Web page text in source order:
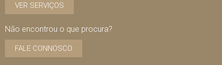
VER SERVIÇOS
Não encontrou o que procura?
FALE CONNOSCO